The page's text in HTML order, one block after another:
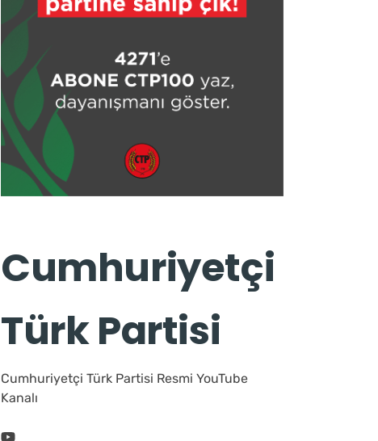
Cumhuriyetçi
Türk Partisi
Cumhuriyetçi Türk Partisi Resmi YouTube
Kanalı